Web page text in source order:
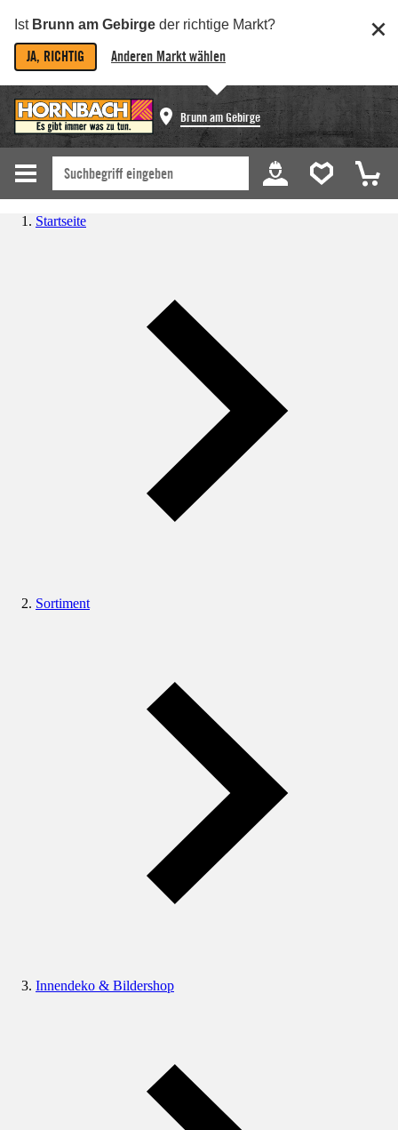
Ist Brunn am Gebirge der richtige Markt?
JA, RICHTIG Anderen Markt wählen
Brunn am Gebirge
Startseite
Sortiment
Innendeko & Bildershop